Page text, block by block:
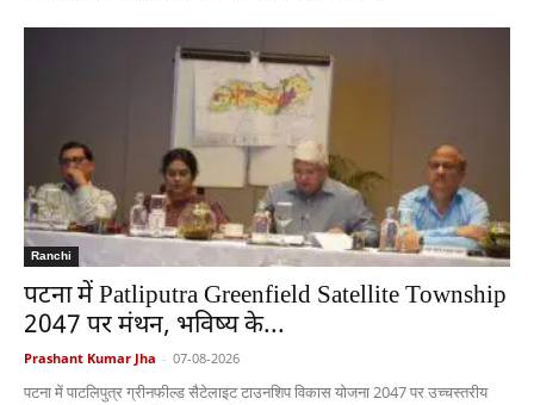
Ranchi
पटना में Patliputra Greenfield Satellite Township
2047 पर मंथन, भविष्य के...
Prashant Kumar Jha - 07-08-2026
पटना में पाटलिपुत्र ग्रीनफील्ड सैटेलाइट टाउनशिप विकास योजना 2047 पर उच्चस्तरीय